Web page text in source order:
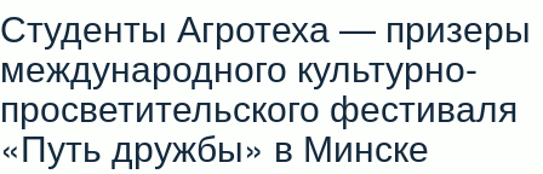
Студенты Агротеха — призеры
международного культурно-
просветительского фестиваля
«Путь дружбы» в Минске